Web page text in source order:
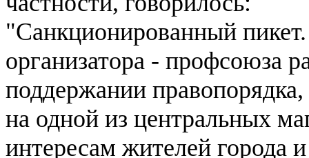
"Санкционированный
организатора - профсоюза
поддержании
на одной из центральных
интересам жителей города